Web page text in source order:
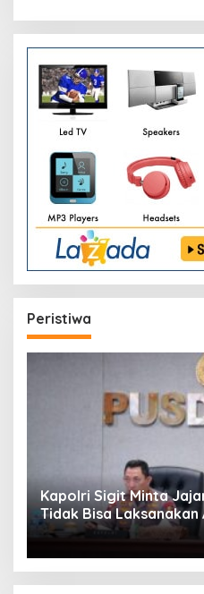
Peristiwa
Kapolri Sigit Minta
Tidak Bisa Laksanakan
Jokowi